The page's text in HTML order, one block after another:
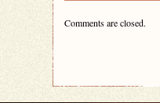
Comments are closed.